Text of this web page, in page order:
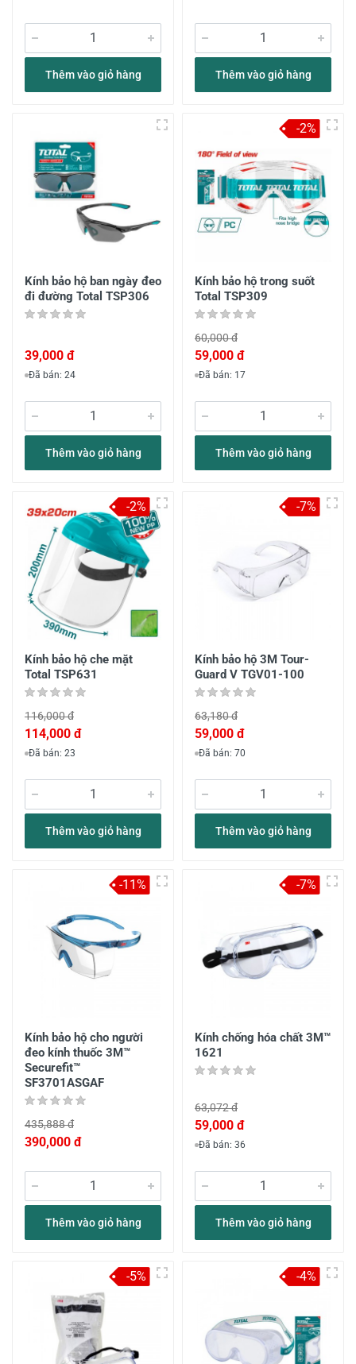
Thêm vào giỏ hàng Thêm vào giỏ hàng
Kính bảo hộ ban ngày đeo
đi đường Total TSP306
39,000 đ
Đã bán: 24
Thêm vào giỏ hàng
Kính bảo hộ trong suốt
Total TSP309
60,000 đ
59,000 đ
Đã bán: 17
Thêm vào giỏ hàng
-2%
Kính bảo hộ che mặt
Total TSP631
116,000 đ
114,000 đ
Đã bán: 23
Thêm vào giỏ hàng
-2%
Kính bảo hộ 3M Tour-
Guard V TGV01-100
63,180 đ
59,000 đ
Đã bán: 70
Thêm vào giỏ hàng
-7%
Kính bảo hộ cho người
đeo kính thuốc 3M™
Securefit™
SF3701ASGAF
435,888 đ
390,000 đ
Thêm vào giỏ hàng
-11%
Kính chống hóa chất 3M™
1621
63,072 đ
59,000 đ
Đã bán: 36
Thêm vào giỏ hàng
-7%
-5% -4%